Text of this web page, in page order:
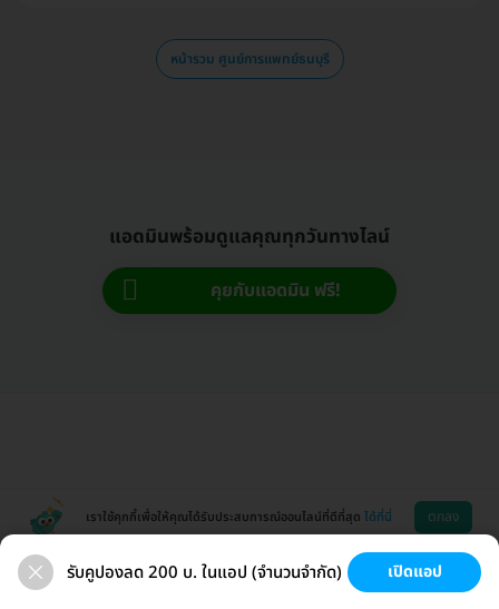
หน้ารวม ศูนย์การแพทย์ธนบุรี
แอดมินพร้อมดูแลคุณทุกวันทางไลน์
คุยกับแอดมิน ฟรี!
ตรวจสุขภาพ ช่วยเหลือ โหลดแอพ
เราใช้คุกกี้เพื่อให้คุณได้รับประสบการณ์ออนไลน์ที่ดีที่สุด ได้ที่นี่ ตกลง
รับคูปองลด 200 บ. ในแอป (จำนวนจำกัด) เปิดแอป